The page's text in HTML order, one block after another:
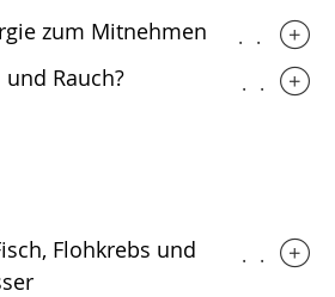
zum Mitnehmen
Rauch?
Flohkrebs und